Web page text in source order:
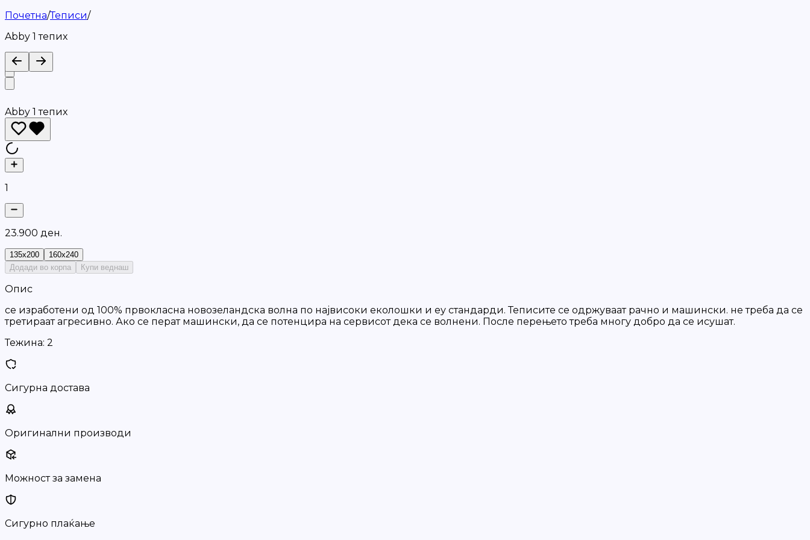
Почетна/Теписи/
Abby 1 тепих
Abby 1 тепих
1
23.900 ден.
135x200
160x240
Додади во корпа
Купи веднаш
Опис
се изработени од 100% првокласна новозеландска волна по највисоки еколошки и еу стандарди. Теписите се одржуваат рачно и машински. не треба да се
третираат агресивно. Ако се перат машински, да се потенцира на сервисот дека се волнени. После перењето треба многу добро да се исушат.
Тежина: 2
Сигурна достава
Оригинални производи
Можност за замена
Сигурно плаќање